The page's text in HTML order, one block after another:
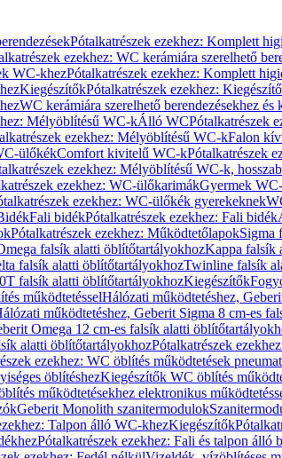
Pótalkatrészek ezekhez: Komplett
ezekhez: WC kerámiára szerelhető
WC-khezPótalkatrészek ezekhez: Komplett
KiegészítőkPótalkatrészek ezekhez:
WC kerámiára szerelhető berendezésekhez
Mélyöblítésű WC-kÁlló WCPótalkatrészek
ezekhez: Mélyöblítésű WC-kFalon
ülőkékComfort kivitelű WC-kPótalkatrészek
ezekhez: Mélyöblítésű WC-k,
ezekhez: WC-ülőkarimákGyermek
ezekhez: WC-ülőkék gyerekeknek
Fali bidékPótalkatrészek ezekhez: Fali bidék
Pótalkatrészek ezekhez: MűködtetőlapokSigma
falsík alatti öblítőtartályokhozKappa falsík
falsík alatti öblítőtartályokhozTwinline falsík
falsík alatti öblítőtartályokhozKiegészítők
működtetésselHálózati működtetéshez,
működtetéshez, Geberit Sigma 8 cm-es
Omega 12 cm-es falsík alatti
alatti öblítőtartályokhozPótalkatrészek
ezekhez: WC öblítés működtetések
öblítéshezKiegészítők WC öblítés
működtetésekhez elektronikus
Geberit Monolith szanitermodulok
Talpon álló WC-khezKiegészítők
Pótalkatrészek ezekhez: Fali és talpon álló